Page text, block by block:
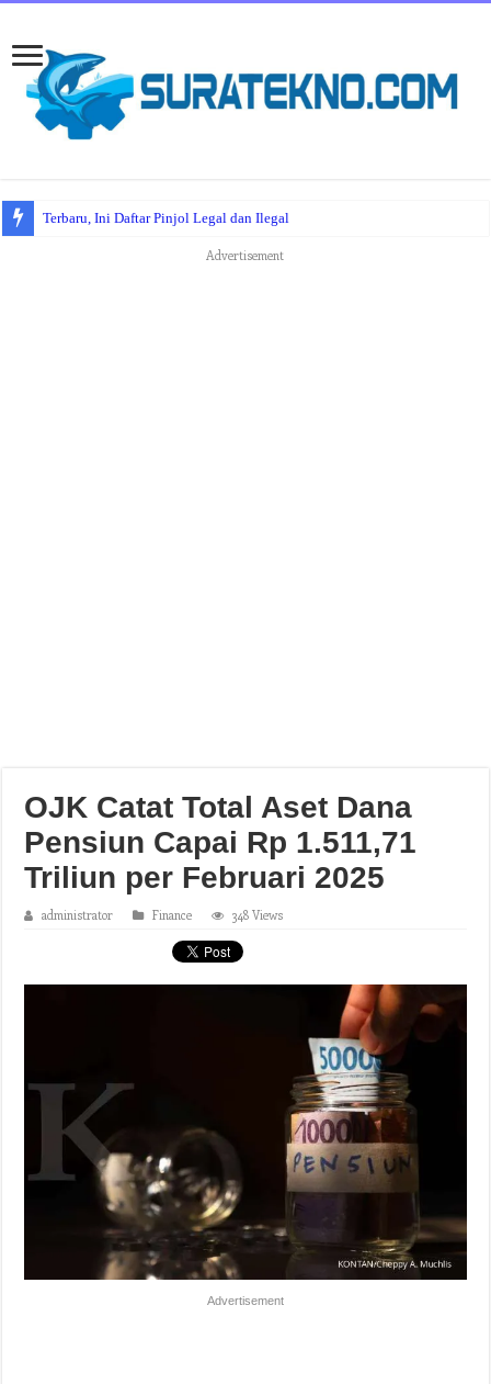
Terbaru, Ini Daftar Pinjol Legal dan Ilegal
Advertisement
OJK Catat Total Aset Dana
Pensiun Capai Rp 1.511,71
Triliun per Februari 2025
administrator Finance 348 Views
Advertisement